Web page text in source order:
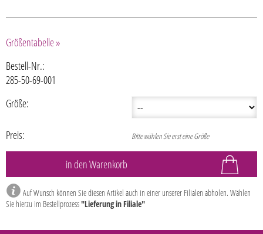
Größentabelle »
Bestell-Nr.:
285-50-69-001
Größe:
Preis: Bitte wählen Sie erst eine Größe
Auf Wunsch können Sie diesen Artikel auch in einer unserer Filialen abholen. Wählen
Sie hierzu im Bestellprozess"Lieferung in Filiale"